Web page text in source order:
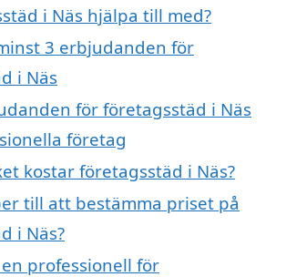
i Näs hjälpa till med?
3 erbjudanden för
i Näs
för företagsstäd i Näs
företag
kostar företagsstäd i Näs?
till att bestämma priset på
i Näs?
professionell för